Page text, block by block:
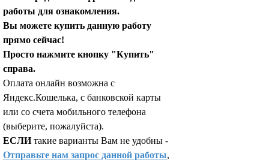
работы для ознакомления.
Вы можете купить данную работу
прямо сейчас!
Просто нажмите кнопку "Купить"
справа.
Оплата онлайн возможна с
Яндекс.Кошелька, с банковской карты
или со счета мобильного телефона
(выберите, пожалуйста).
ЕСЛИтакие варианты Вам не удобны -
Отправьте нам запрос данной работы,